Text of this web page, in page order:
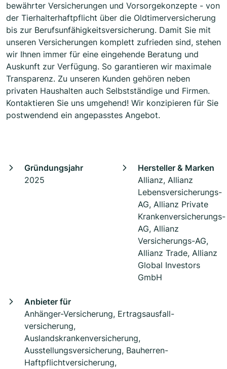
bewährter Versicherungen und Vorsorgekonzepte - von
der Tierhalterhaftpflicht über die Oldtimerversicherung
bis zur Berufsunfähigkeitsversicherung. Damit Sie mit
unseren Versicherungen komplett zufrieden sind, stehen
wir Ihnen immer für eine eingehende Beratung und
Auskunft zur Verfügung. So garantieren wir maximale
Transparenz. Zu unseren Kunden gehören neben
privaten Haushalten auch Selbstständige und Firmen.
Kontaktieren Sie uns umgehend! Wir konzipieren für Sie
postwendend ein angepasstes Angebot.
Gründungsjahr
2025
Hersteller & Marken
Allianz, Allianz
Lebensversicherungs-
AG, Allianz Private
Krankenversicherungs-
AG, Allianz
Versicherungs-AG,
Allianz Trade, Allianz
Global Investors
GmbH
Anbieter für
Anhänger-Versicherung, Ertragsausfall­
versicherung,
Auslandskrankenversicherung,
Ausstellungsversicherung, Bauherren-
Haftpflichtversicherung,